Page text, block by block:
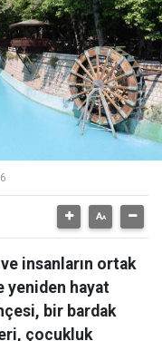
ve insanların ortak
yeniden hayat
bir bardak
çocukluk